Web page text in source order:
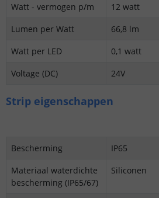
Watt - vermogen p/m
12 watt
Lumen per Watt
66,8 lm
Watt per LED
0,1 watt
Voltage (DC)
24V
Strip eigenschappen
Bescherming
IP65
Materiaal waterdichte
bescherming (IP65/67)
Siliconen